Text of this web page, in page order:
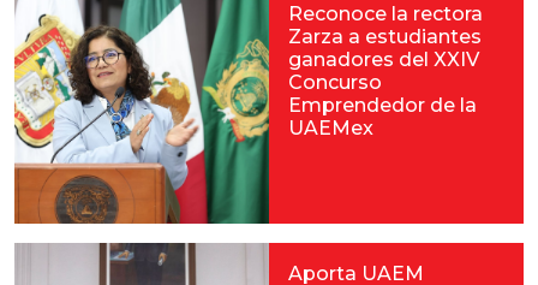
Reconoce la rectora
Zarza a estudiantes
ganadores del XXIV
Concurso
Emprendedor de la
UAEMex
Aporta UAEM